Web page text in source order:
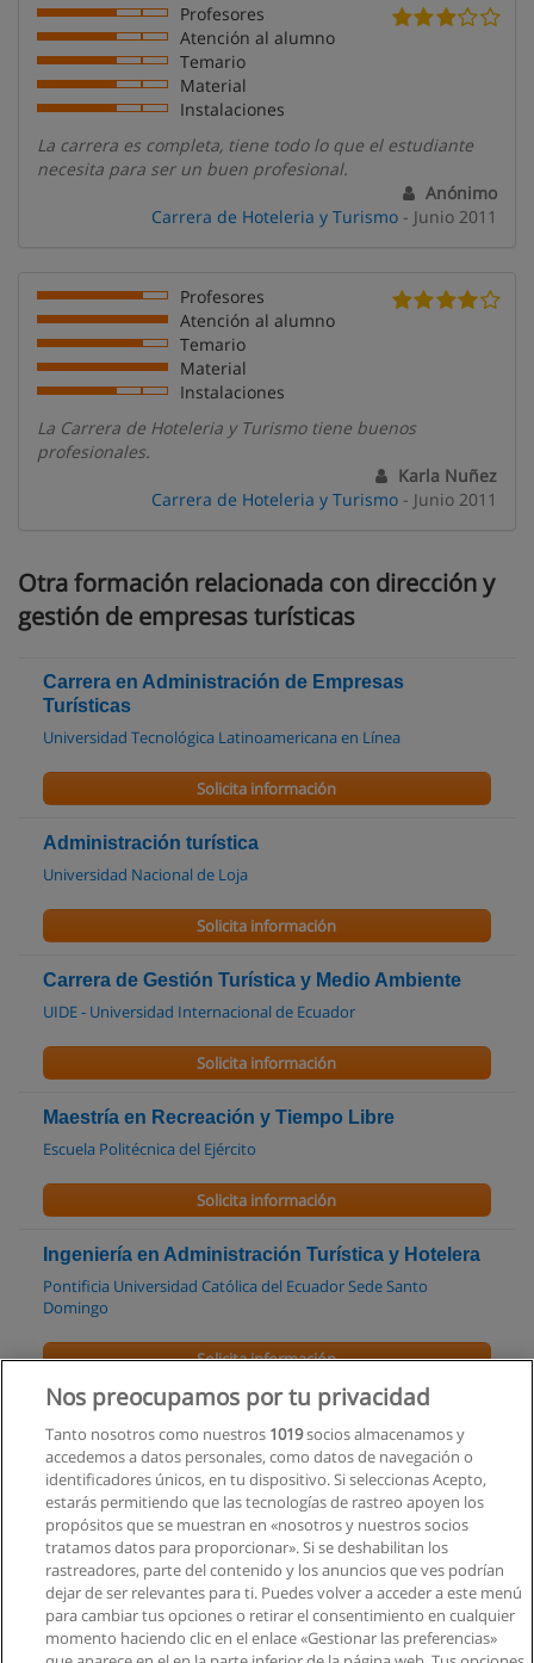
Profesores
Atención al alumno
Temario
Material
Instalaciones
La carrera es completa, tiene todo lo que el estudiante
necesita para ser un buen profesional.
Anónimo
Carrera de Hoteleria y Turismo - Junio 2011
Profesores
Atención al alumno
Temario
Material
Instalaciones
La Carrera de Hoteleria y Turismo tiene buenos
profesionales.
Karla Nuñez
Carrera de Hoteleria y Turismo - Junio 2011
Otra formación relacionada con dirección y
gestión de empresas turísticas
Carrera en Administración de Empresas
Turísticas
Universidad Tecnológica Latinoamericana en Línea
Solicita información
Administración turística
Universidad Nacional de Loja
Solicita información
Carrera de Gestión Turística y Medio Ambiente
UIDE - Universidad Internacional de Ecuador
Solicita información
Maestría en Recreación y Tiempo Libre
Escuela Politécnica del Ejército
Solicita información
Ingeniería en Administración Turística y Hotelera
Pontificia Universidad Católica del Ecuador Sede Santo
Domingo
Solicita información
Carrera de Administración Turística
Universidad Tecnológica San Antonio de Machala
Solicita información
Maestría en Turismo
Universidad Tecnológica Empresarial de Guayaquil
Solicita información
Nos preocupamos por tu privacidad
Tanto nosotros como nuestros 1019socios almacenamos y
accedemos a datos personales, como datos de navegación o
identificadores únicos, en tu dispositivo. Si seleccionas Acepto,
estarás permitiendo que las tecnologías de rastreo apoyen los
propósitos que se muestran en «nosotros y nuestros socios
tratamos datos para proporcionar». Si se deshabilitan los
rastreadores, parte del contenido y los anuncios que ves podrían
dejar de ser relevantes para ti. Puedes volver a acceder a este menú
para cambiar tus opciones o retirar el consentimiento en cualquier
momento haciendo clic en el enlace «Gestionar las preferencias»